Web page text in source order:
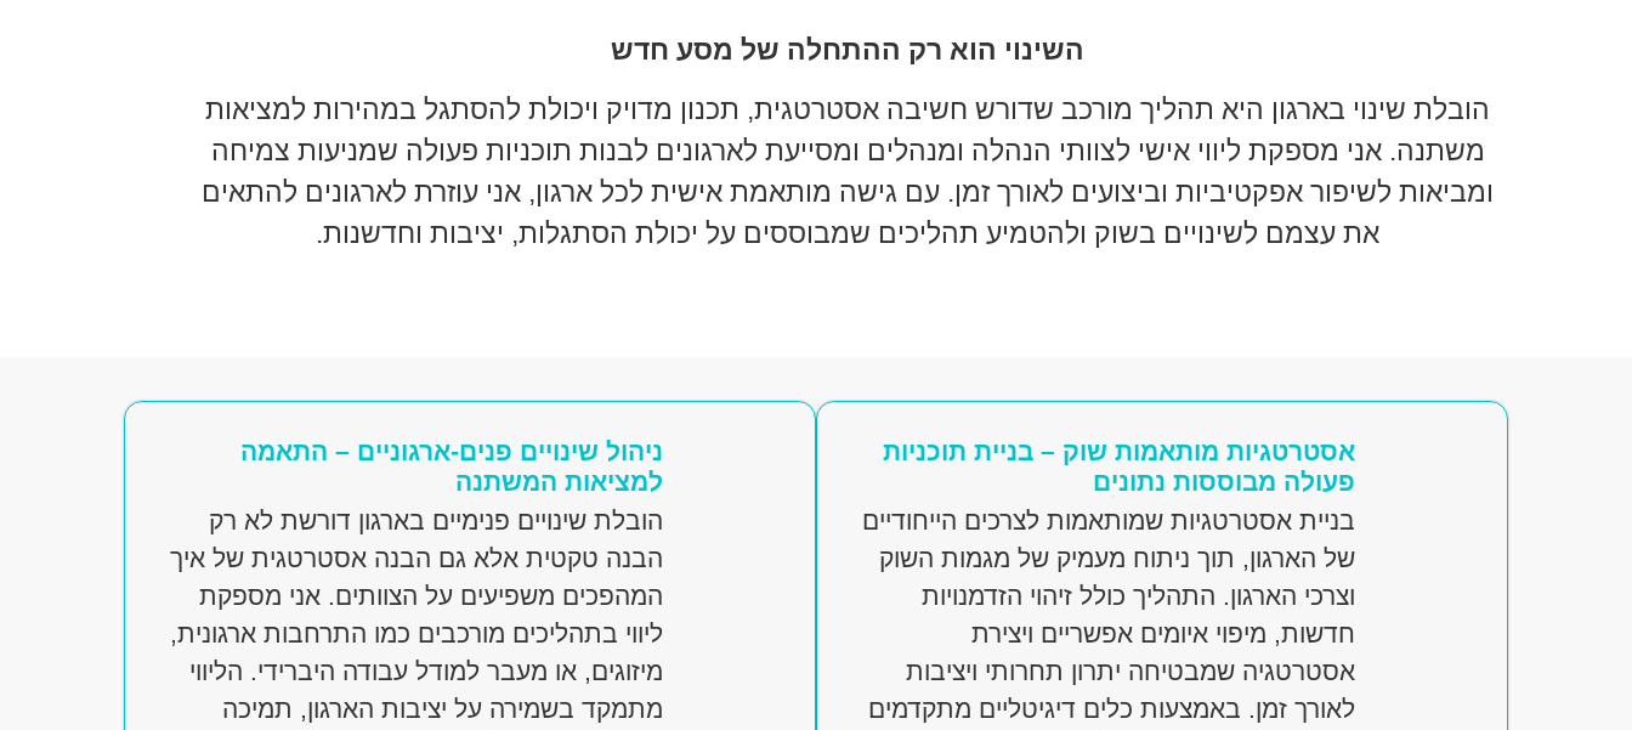
השינוי הוא רק ההתחלה של מסע חדש
הובלת שינוי בארגון היא תהליך מורכב שדורש חשיבה אסטרטגית, תכנון מדויק ויכולת להסתגל במהירות למציאות
משתנה. אני מספקת ליווי אישי לצוותי הנהלה ומנהלים ומסייעת לארגונים לבנות תוכניות פעולה שמניעות צמיחה
ומביאות לשיפור אפקטיביות וביצועים לאורך זמן. עם גישה מותאמת אישית לכל ארגון, אני עוזרת לארגונים להתאים
את עצמם לשינויים בשוק ולהטמיע תהליכים שמבוססים על יכולת הסתגלות, יציבות וחדשנות.
אסטרטגיות מותאמות שוק – בניית תוכניות
פעולה מבוססות נתונים
בניית אסטרטגיות שמותאמות לצרכים הייחודיים
של הארגון, תוך ניתוח מעמיק של מגמות השוק
וצרכי הארגון. התהליך כולל זיהוי הזדמנויות
חדשות, מיפוי איומים אפשריים ויצירת
אסטרטגיה שמבטיחה יתרון תחרותי ויציבות
לאורך זמן. באמצעות כלים דיגיטליים מתקדמים
ניהול שינויים פנים-ארגוניים – התאמה
למציאות המשתנה
הובלת שינויים פנימיים בארגון דורשת לא רק
הבנה טקטית אלא גם הבנה אסטרטגית של איך
המהפכים משפיעים על הצוותים. אני מספקת
ליווי בתהליכים מורכבים כמו התרחבות ארגונית,
מיזוגים, או מעבר למודל עבודה היברידי. הליווי
מתמקד בשמירה על יציבות הארגון, תמיכה